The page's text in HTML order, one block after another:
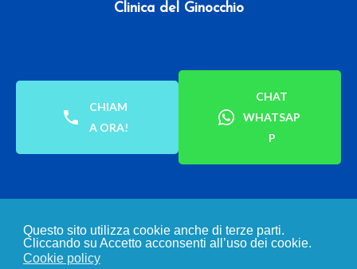
Questo sito utilizza cookie anche di terze parti.
Cliccando su Accetto acconsenti all’uso dei cookie.
Cookie policy
Clinica del Ginocchio
CHIAM
A ORA!
CHAT
WHATSAP
P
SCOPRI LE NOSTRE VALUTAZIONI